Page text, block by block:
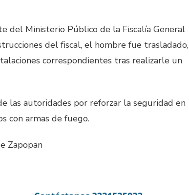
del Ministerio Público de la Fiscalía General
del fiscal, el hombre fue trasladado,
correspondientes tras realizarle un
las autoridades por reforzar la seguridad en
con armas de fuego.
Zapopan